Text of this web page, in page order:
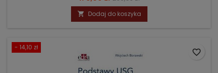
podstawowa
 Dodaj do koszyka
- 14,10 zł
favorite_border